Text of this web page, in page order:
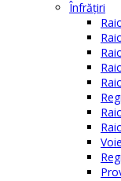
Înfrăţiri